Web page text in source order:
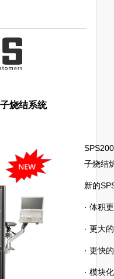
烧结系统
子烧结
新的
· 体积
· 更大
· 更快
· 模块